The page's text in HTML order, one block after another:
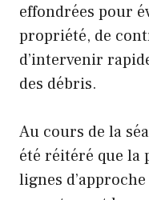
effondrées pour
propriété, de
d’intervenir
des débris.
Au cours de la
été réitéré que la
lignes